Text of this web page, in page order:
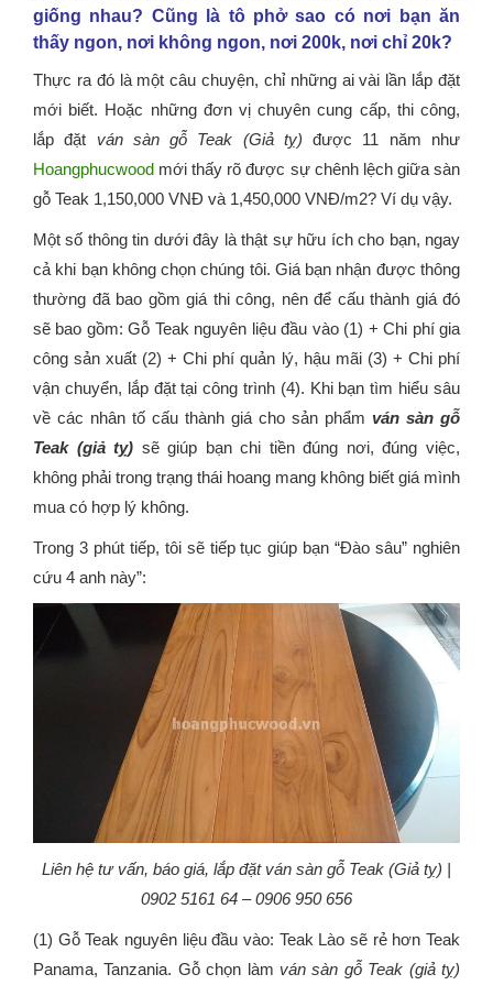
giống nhau? Cũng là tô phở sao có nơi bạn ăn
thấy ngon, nơi không ngon, nơi 200k, nơi chỉ 20k?
Thực ra đó là một câu chuyện, chỉ những ai vài lần lắp đặt
mới biết. Hoặc những đơn vị chuyên cung cấp, thi công,
lắp đặt ván sàn gỗ Teak (Giả tỵ) được 11 năm như
Hoangphucwood mới thấy rõ được sự chênh lệch giữa sàn
gỗ Teak 1,150,000 VNĐ và 1,450,000 VNĐ/m2? Ví dụ vậy.
Một số thông tin dưới đây là thật sự hữu ích cho bạn, ngay
cả khi bạn không chọn chúng tôi. Giá bạn nhận được thông
thường đã bao gồm giá thi công, nên để cấu thành giá đó
sẽ bao gồm: Gỗ Teak nguyên liệu đầu vào (1) + Chi phí gia
công sản xuất (2) + Chi phí quản lý, hậu mãi (3) + Chi phí
vận chuyển, lắp đặt tại công trình (4). Khi bạn tìm hiểu sâu
về các nhân tố cấu thành giá cho sản phẩm ván sàn gỗ
Teak (giả tỵ) sẽ giúp bạn chi tiền đúng nơi, đúng việc,
không phải trong trạng thái hoang mang không biết giá mình
mua có hợp lý không.
Trong 3 phút tiếp, tôi sẽ tiếp tục giúp bạn “Đào sâu” nghiên
cứu 4 anh này”:
Liên hệ tư vấn, báo giá, lắp đặt ván sàn gỗ Teak (Giả tỵ) |
0902 5161 64 – 0906 950 656
(1) Gỗ Teak nguyên liệu đầu vào: Teak Lào sẽ rẻ hơn Teak
Panama, Tanzania. Gỗ chọn làm ván sàn gỗ Teak (giả tỵ)